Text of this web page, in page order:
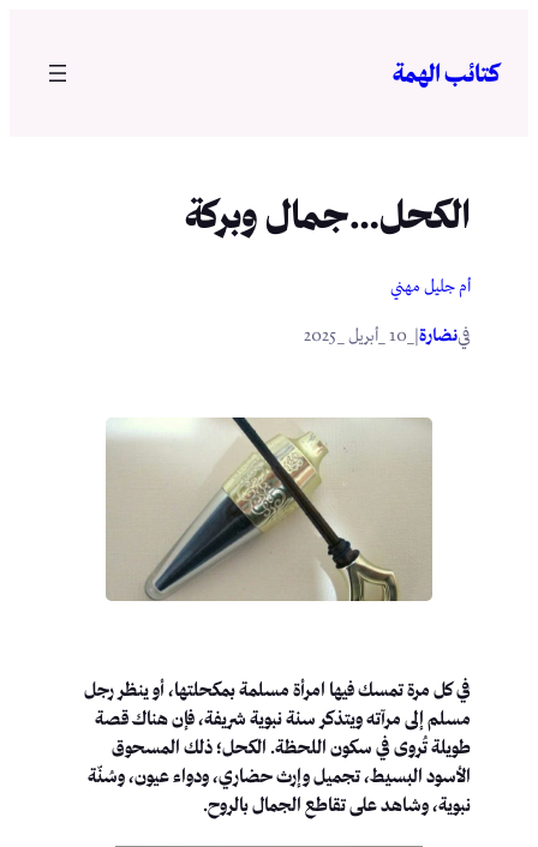
المحتوى
كتائب الهمة
الكحل…جمال وبركة
أم جليل مهني
فينضارة
في كل مرة تمسك فيها امرأة مسلمة بمكحلتها، أو ينظر رجل
مسلم إلى مرآته ويتذكر سنة نبوية شريفة، فإن هناك قصة
طويلة تُروى في سكون اللحظة. الكحل؛ ذلك المسحوق
الأسود البسيط، تجميل وإرث حضاري، ودواء عيون، وسُنّة
نبوية، وشاهد على تقاطع الجمال بالروح.